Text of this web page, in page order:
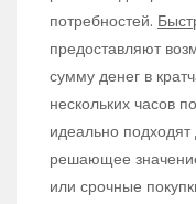
потребностей.
предоставляют
сумму денег в
нескольких часов
идеально
решающее
или срочные